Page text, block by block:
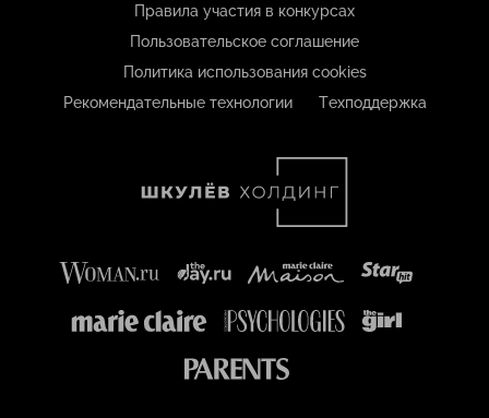
Правила участия в конкурсах
Пользовательское соглашение
Политика использования cookies
Рекомендательные технологии
Техподдержка